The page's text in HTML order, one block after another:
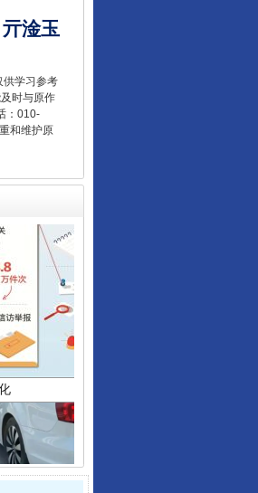
亓淦玉
供学习参考
时与原作
：010-
和维护原